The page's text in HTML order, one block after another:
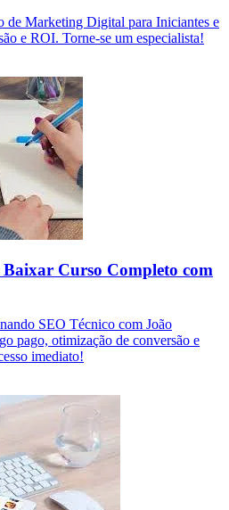
de Marketing Digital para Iniciantes e
e ROI. Torne-se um especialista!
Curso Completo com
SEO Técnico com João
pago, otimização de conversão e
imediato!